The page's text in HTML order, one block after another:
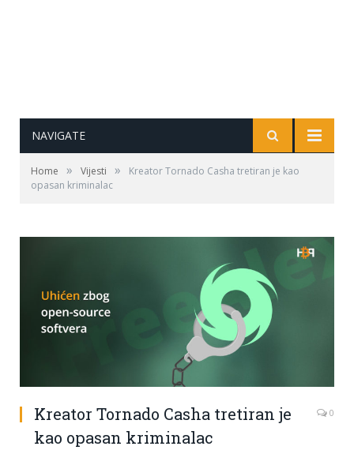
NAVIGATE
Home » Vijesti »
Kreator Tornado Casha tretiran je kao
opasan kriminalac
Kreator Tornado Casha tretiran je
kao opasan kriminalac
0